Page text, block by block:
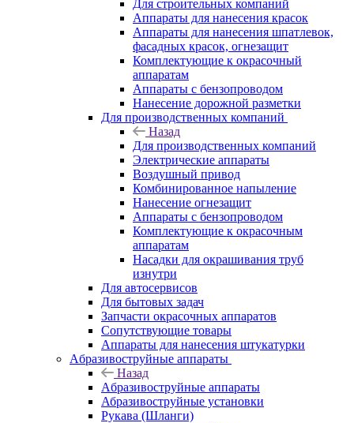
Для строительных компаний
Аппараты для нанесения красок
Аппараты для нанесения шпатлевок,
фасадных красок, огнезащит
Комплектующие к окрасочный
аппаратам
Аппараты с бензопроводом
Нанесение дорожной разметки
Для производственных компаний
Назад
Для производственных компаний
Электрические аппараты
Воздушный привод
Комбинированное напыление
Нанесение огнезащит
Аппараты с бензопроводом
Комплектующие к окрасочным
аппаратам
Насадки для окрашивания труб
изнутри
Для автосервисов
Для бытовых задач
Запчасти окрасочных аппаратов
Сопутствующие товары
Аппараты для нанесения штукатурки
Aбразивоструйные аппараты
Назад
Aбразивоструйные аппараты
Абразивоструйные установки
Рукава (Шланги)